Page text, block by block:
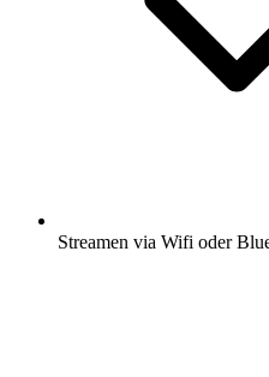
Streamen via Wifi oder